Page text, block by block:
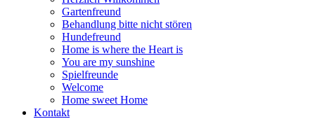
Gartenfreund
Behandlung bitte nicht stören
Hundefreund
Home is where the Heart is
You are my sunshine
Spielfreunde
Welcome
Home sweet Home
Kontakt